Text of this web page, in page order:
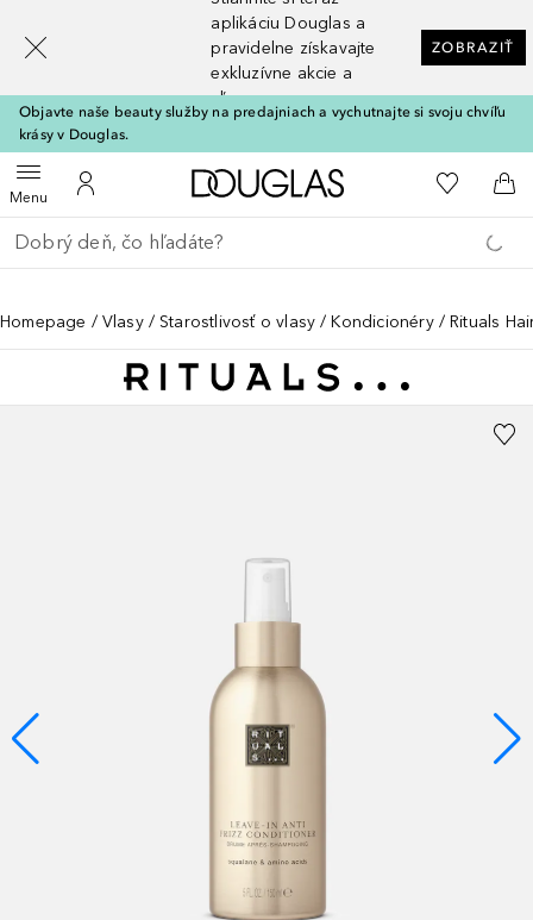
aplikáciu Douglas a
pravidelne získavajte
exkluzívne akcie a
zľavy
ZOBRAZIŤ
Objavte naše beauty služby na predajniach a vychutnajte si svoju chvíľu
krásy v Douglas.
MenuOtvoriť menuDo môjho účtu
Domov Do môjho
Do
Choď späť
Vykonajte vyhľadávanie
Homepage Vlasy Starostlivosť o vlasy Kondicionéry Rituals
[navigation.slideout.screenreader]